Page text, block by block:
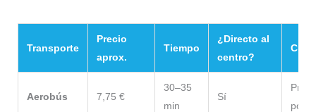
Transporte
Precio
aprox.
Tiempo
¿Directo al
centro?
Aerobús 7,75 €
30–35
min
Sí
poco